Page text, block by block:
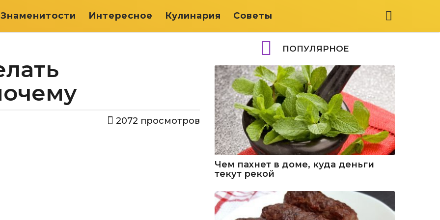
Знаменитости Интересное Кулинария Советы
2072 просмотров
ПОПУЛЯРНОЕ
Чем пахнет в доме, куда деньги
текут рекой